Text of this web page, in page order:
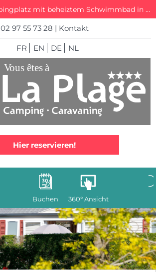
Ihr 4-Sterne-Campingplatz mit beheiztem Schwimmbad in La Trinité-sur-Mer
02 97 55 73 28 | Kontakt
FR EN DE NL
Buchen 360° Ansicht
Hier reservieren!